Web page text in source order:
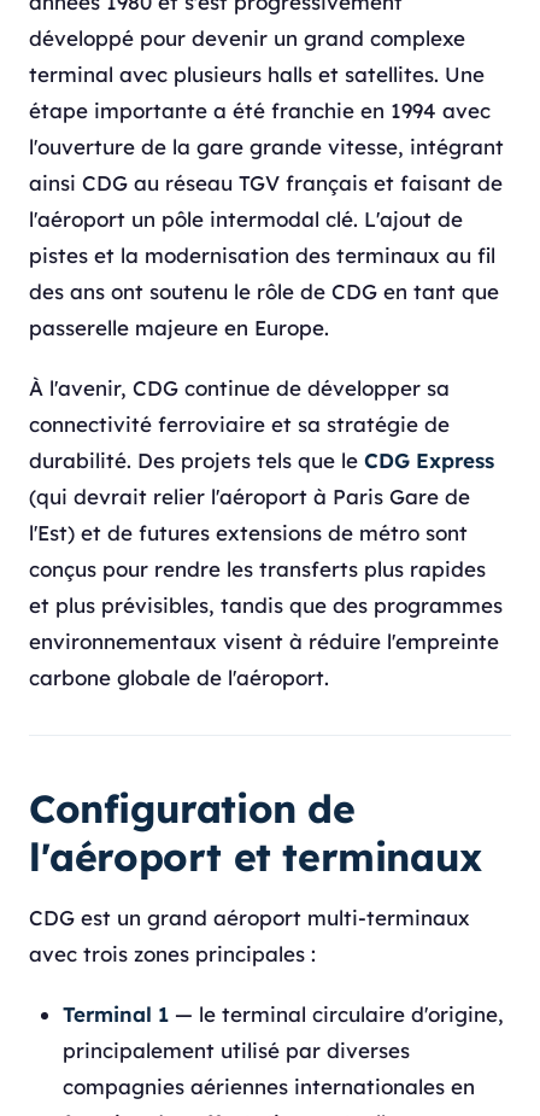
développé pour devenir un grand complexe
terminal avec plusieurs halls et satellites. Une
étape importante a été franchie en 1994 avec
l'ouverture de la gare grande vitesse, intégrant
ainsi CDG au réseau TGV français et faisant de
l'aéroport un pôle intermodal clé. L'ajout de
pistes et la modernisation des terminaux au fil
des ans ont soutenu le rôle de CDG en tant que
passerelle majeure en Europe.
À l'avenir, CDG continue de développer sa
connectivité ferroviaire et sa stratégie de
durabilité. Des projets tels que le CDG Express
(qui devrait relier l'aéroport à Paris Gare de
l'Est) et de futures extensions de métro sont
conçus pour rendre les transferts plus rapides
et plus prévisibles, tandis que des programmes
environnementaux visent à réduire l'empreinte
carbone globale de l'aéroport.
Configuration de
l'aéroport et terminaux
CDG est un grand aéroport multi-terminaux
avec trois zones principales :
Terminal 1 — le terminal circulaire d'origine,
principalement utilisé par diverses
compagnies aériennes internationales en